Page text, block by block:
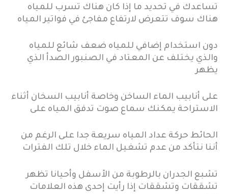
تساعدك في تحديد ما إذا كان هناك تسرب للمياه
هناك سوف تتعرض لارتفاع مفاجئ في فواتير المياه
دون استخدام إضافي للمياه ضعف شائع للمياه
والذي يختلف عن المعتاد في الصنبور الصدأ الذي
يظهر
على أنابيب الماء الساخن وخاصة أنابيب السخان أثناء
الاستراحة يمكنك سماع صوت تدفق المياه على
الحائط حركة عداد المياه سريعة جدا على الرغم من
أننا نتأكد من عدم تشغيل الماء خلال تلك الفترات
تشبع الجدران بالرطوبة من الأسفل وأحيانا تظهر
تشققات وتشققات إذا رأيت إحدى هذه العلامات